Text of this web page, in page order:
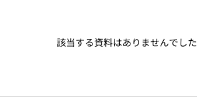
該当する資料はありませんでした